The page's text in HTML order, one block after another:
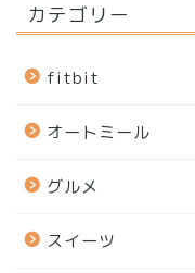
カテゴリー
fitbit
オートミール
グルメ
スイーツ